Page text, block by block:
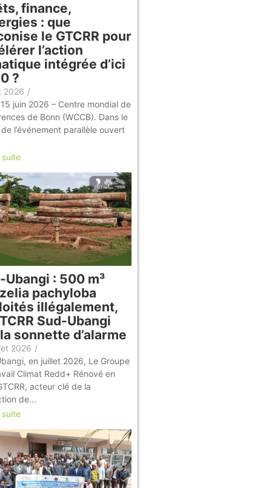
finance,
: que
le GTCRR pour
l’action
intégrée d’ici
?
2026 /
juin 2026 – Centre mondial de
de Bonn (WCCB). Dans le
l’événement parallèle ouvert
suite
Ubangi : 500 m³
pachyloba
illégalement,
Sud-Ubangi
sonnette d’alarme
2026 /
en juillet 2026, Le Groupe
Climat Redd+ Rénové en
acteur clé de la
de...
suite